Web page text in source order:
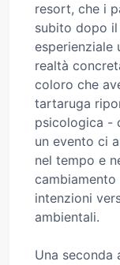
resort, che i
subito dopo
esperienziale
realtà
coloro che
tartaruga
psicologica -
un evento ci
nel tempo e
intenzioni
ambientali.
Una